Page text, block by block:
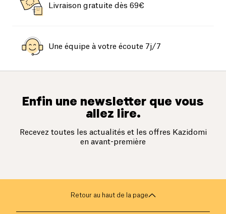
Livraison gratuite dès 69€
Une équipe à votre écoute 7j/7
Enfin une newsletter que vous
allez lire.
Recevez toutes les actualités et les offres Kazidomi
en avant-première
Retour au haut de la page